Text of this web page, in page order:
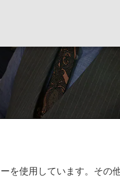
を使用しています。その